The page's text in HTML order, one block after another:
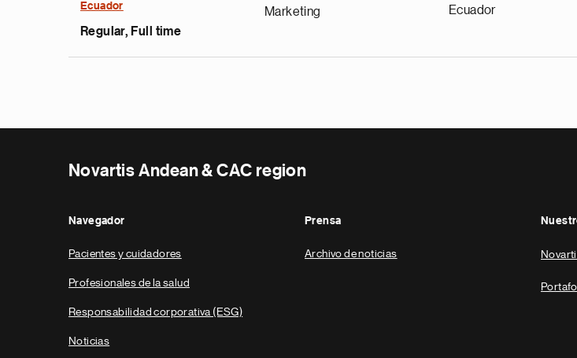
Ecuador
Regular, Full time
Marketing Ecuador
Novartis Andean & CAC region
Navegador
Pacientes y cuidadores
Profesionales de la salud
Responsabilidad corporativa (ESG)
Noticias
Prensa
Archivo de noticias